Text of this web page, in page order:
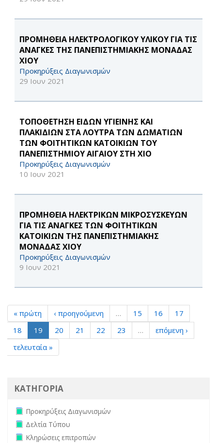
ΠΡΟΜΗΘΕΙΑ ΗΛΕΚΤΡΟΛΟΓΙΚΟΥ ΥΛΙΚΟΥ ΓΙΑ ΤΙΣ
ΑΝΑΓΚΕΣ ΤΗΣ ΠΑΝΕΠΙΣΤΗΜΙΑΚΗΣ ΜΟΝΑΔΑΣ
ΧΙΟΥ
Προκηρύξεις Διαγωνισμών
29 Ιουν 2021
ΤΟΠΟΘΕΤΗΣΗ ΕΙΔΩΝ ΥΓΙΕΙΝΗΣ ΚΑΙ
ΠΛΑΚΙΔΙΩΝ ΣΤΑ ΛΟΥΤΡΑ ΤΩΝ ΔΩΜΑΤΙΩΝ
ΤΩΝ ΦΟΙΤΗΤΙΚΩΝ ΚΑΤΟΙΚΙΩΝ ΤΟΥ
ΠΑΝΕΠΙΣΤΗΜΙΟΥ ΑΙΓΑΙΟΥ ΣΤΗ ΧΙΟ
Προκηρύξεις Διαγωνισμών
10 Ιουν 2021
ΠΡΟΜΗΘΕΙΑ ΗΛΕΚΤΡΙΚΩΝ ΜΙΚΡΟΣΥΣΚΕΥΩΝ
ΓΙΑ ΤΙΣ ΑΝΑΓΚΕΣ ΤΩΝ ΦΟΙΤΗΤΙΚΩΝ
ΚΑΤΟΙΚΙΩΝ ΤΗΣ ΠΑΝΕΠΙΣΤΗΜΙΑΚΗΣ
ΜΟΝΑΔΑΣ ΧΙΟΥ
Προκηρύξεις Διαγωνισμών
9 Ιουν 2021
« πρώτη ‹ προηγούμενη … 15 16
17
18
19 20 21 22 23 …
επόμενη ›
τελευταία »
ΚΑΤΗΓΟΡΙΑ
Remove Προκηρύξεις Διαγωνισμών filter
Προκηρύξεις Διαγωνισμών
Remove Δελτία Τύπου filter
Δελτία Τύπου
Remove Κληρώσεις επιτροπών filter
Κληρώσεις επιτροπών